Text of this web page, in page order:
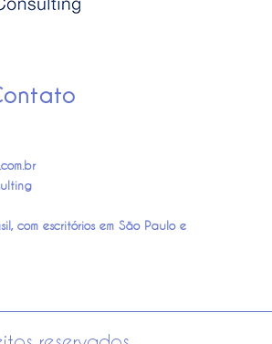
com escritórios em São Paulo e